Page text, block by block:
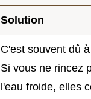
Solution
C'est souvent dû
Si vous ne rincez
l'eau froide, elles